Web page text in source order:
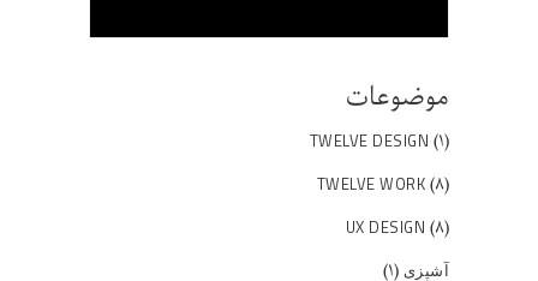
موضوعات
TWELVE DESIGN (۱)
TWELVE WORK (۸)
UX DESIGN (۸)
آشپزی (۱)